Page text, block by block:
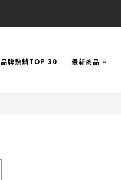
品牌熱銷TOP 30 最新商品